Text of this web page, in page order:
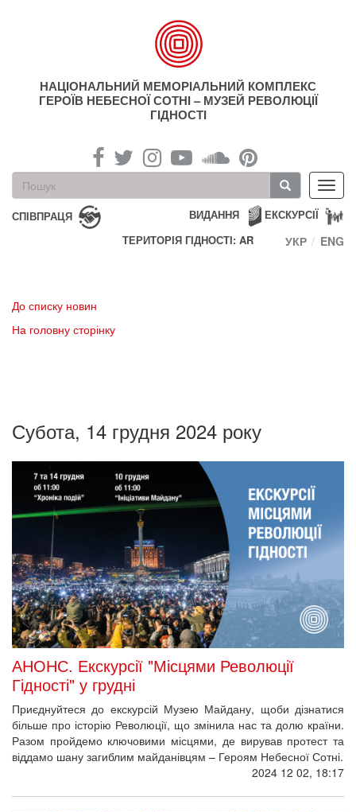
НАЦІОНАЛЬНИЙ МЕМОРІАЛЬНИЙ КОМПЛЕКС
ГЕРОЇВ НЕБЕСНОЇ СОТНІ – МУЗЕЙ РЕВОЛЮЦІЇ
ГІДНОСТІ
Пошукова
форма
Пошук
СПІВПРАЦЯ ЕКСКУРСІЇ
ВИДАННЯ
ТЕРИТОРІЯ ГІДНОСТІ: AR
УКР ENG
До списку новин
На головну сторінку
Субота, 14 грудня 2024 року
АНОНС. Екскурсії "Місцями Революції
Гідності" у грудні
Приєднуйтеся до екскурсій Музею Майдану, щоби дізнатися
більше про історію Революції, що змінила нас та долю країни.
Разом пройдемо ключовими місцями, де вирував протест та
віддамо шану загиблим майданівцям – Героям Небесної Сотні.
2024 12 02, 18:17